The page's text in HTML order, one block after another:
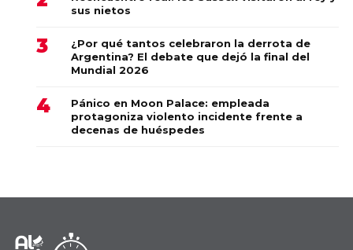
sus nietos
¿Por qué tantos celebraron la derrota de
Argentina? El debate que dejó la final del
Mundial 2026
Pánico en Moon Palace: empleada
protagoniza violento incidente frente a
decenas de huéspedes